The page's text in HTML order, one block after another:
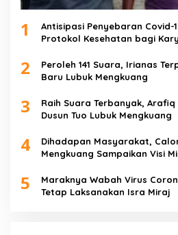
1
Antisipasi Penyebaran Covid-
Protokol Kesehatan bagi
2
Peroleh 141 Suara, Irianas
Baru Lubuk Mengkuang
3
Raih Suara Terbanyak, Arafiq
Dusun Tuo Lubuk Mengkuang
4
Dihadapan Masyarakat,
Mengkuang Sampaikan Visi
5
Maraknya Wabah Virus
Tetap Laksanakan Isra Miraj